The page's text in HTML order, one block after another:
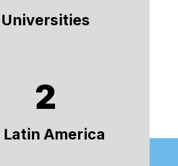
Universities
2
Latin America